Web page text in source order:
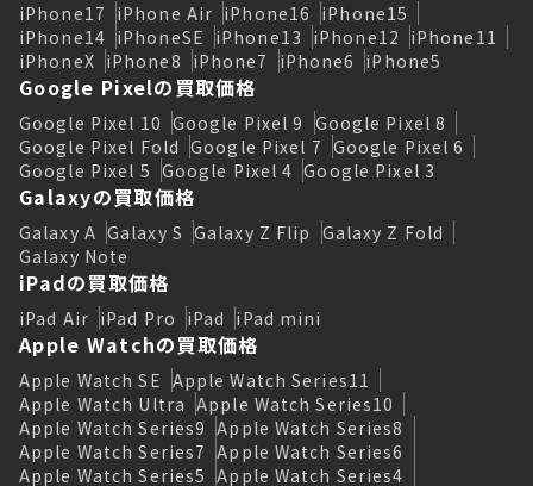
iPhone17 iPhone Air iPhone16 iPhone15
iPhone14 iPhoneSE iPhone13 iPhone12 iPhone11
iPhoneX iPhone8 iPhone7 iPhone6 iPhone5
Google Pixelの買取価格
Google Pixel 10 Google Pixel 9 Google Pixel 8
Google Pixel Fold Google Pixel 7 Google Pixel 6
Google Pixel 5 Google Pixel 4 Google Pixel 3
Galaxyの買取価格
Galaxy A Galaxy S Galaxy Z Flip Galaxy Z Fold
Galaxy Note
iPadの買取価格
iPad Air iPad Pro iPad iPad mini
Apple Watchの買取価格
Apple Watch SE Apple Watch Series11
Apple Watch Ultra Apple Watch Series10
Apple Watch Series9 Apple Watch Series8
Apple Watch Series7 Apple Watch Series6
Apple Watch Series5 Apple Watch Series4